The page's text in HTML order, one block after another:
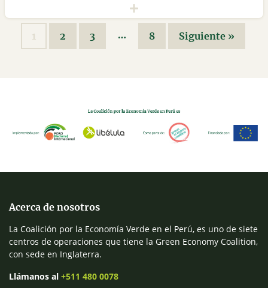
1 2 3 … 8 Siguiente »
Acerca de nosotros
La Coalición por la Economía Verde en el Perú, es uno de siete
centros de operaciones que tiene la Green Economy Coalition,
con sede en Inglaterra.
Llámanos al +511 480 0078